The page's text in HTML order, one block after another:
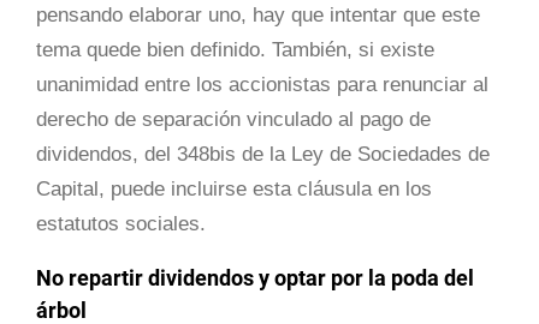
pensando elaborar uno, hay que intentar que este
tema quede bien definido. También, si existe
unanimidad entre los accionistas para renunciar al
derecho de separación vinculado al pago de
dividendos, del 348bis de la Ley de Sociedades de
Capital, puede incluirse esta cláusula en los
estatutos sociales.
No repartir dividendos y optar por la poda del
árbol